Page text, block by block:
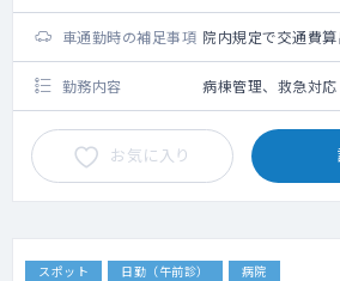
車通勤時の補足事項 院内規定で交通費
勤務内容 病棟管理、救急対応
お気に入り
スポット 日勤（午前診） 病院